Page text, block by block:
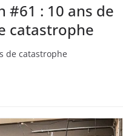
#61 : 10 ans de
catastrophe
de catastrophe